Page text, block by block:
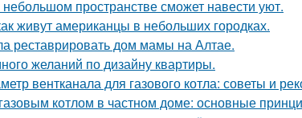
пространстве сможет навести уют.
живут американцы в небольших городках.
реставрировать дом мамы на Алтае.
желаний по дизайну квартиры.
вентканала для газового котла: советы и
котлом в частном доме: основные